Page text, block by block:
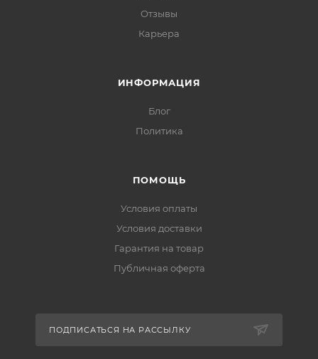
Отзывы
Карьера
ИНФОРМАЦИЯ
Блог
Политика
ПОМОЩЬ
Условия оплаты
Условия доставки
Гарантия на товар
Публичная оферта
ПОДПИСАТЬСЯ НА РАССЫЛКУ